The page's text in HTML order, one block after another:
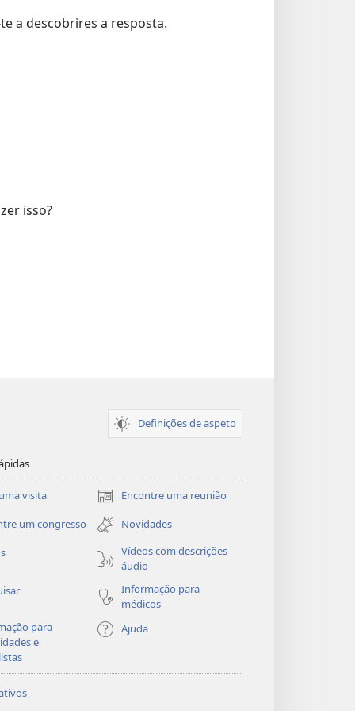
a descobrires a resposta.
isso?
Definições de aspeto
visita Encontre uma reunião
(abre
uma
nova
janela)
um congresso
Novidades
Vídeos com descrições
áudio
Informação para
médicos
para
e
Ajuda